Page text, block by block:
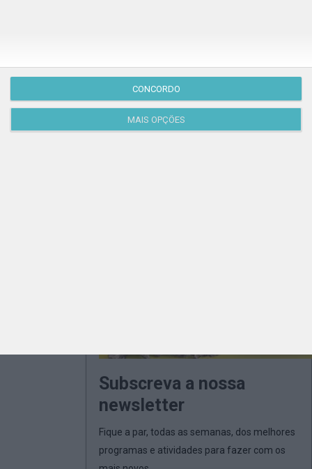
MAIS OPÇÕES
CONCORDO
Subscreva a nossa
newsletter
Fique a par, todas as semanas, dos melhores
programas e atividades para fazer com os